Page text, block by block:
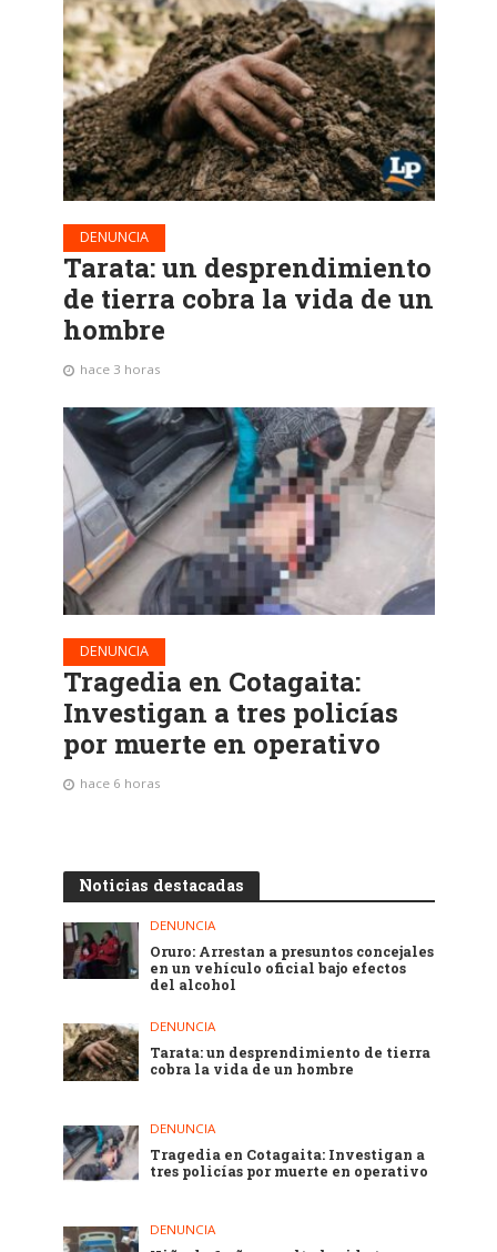
DENUNCIA
Tarata: un desprendimiento
de tierra cobra la vida de un
hombre
hace 3 horas
DENUNCIA
Tragedia en Cotagaita:
Investigan a tres policías
por muerte en operativo
hace 6 horas
Noticias destacadas
DENUNCIA
Oruro: Arrestan a presuntos concejales
en un vehículo oficial bajo efectos
del alcohol
DENUNCIA
Tarata: un desprendimiento de tierra
cobra la vida de un hombre
DENUNCIA
Tragedia en Cotagaita: Investigan a
tres policías por muerte en operativo
DENUNCIA